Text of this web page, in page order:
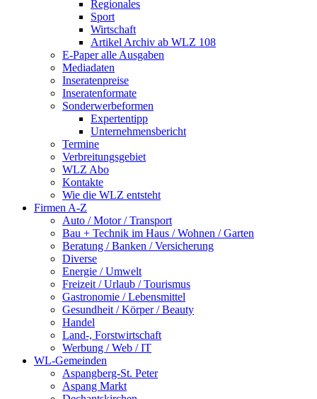
Regionales
Sport
Wirtschaft
Artikel Archiv ab WLZ 108
E-Paper alle Ausgaben
Mediadaten
Inseratenpreise
Inseratenformate
Sonderwerbeformen
Expertentipp
Unternehmensbericht
Termine
Verbreitungsgebiet
WLZ Abo
Kontakte
Wie die WLZ entsteht
Firmen A-Z
Auto / Motor / Transport
Bau + Technik im Haus / Wohnen / Garten
Beratung / Banken / Versicherung
Diverse
Energie / Umwelt
Freizeit / Urlaub / Tourismus
Gastronomie / Lebensmittel
Gesundheit / Körper / Beauty
Handel
Land-, Forstwirtschaft
Werbung / Web / IT
WL-Gemeinden
Aspangberg-St. Peter
Aspang Markt